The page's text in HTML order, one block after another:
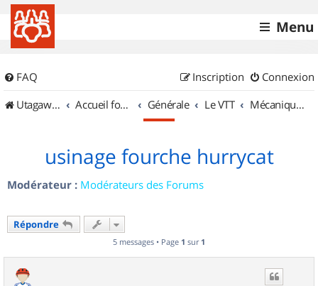
Menu
FAQ Connexion
Inscription
UtagawaVTT (Randos VTT et VTTAE avec traces GPS)
Accueil forum Générale Le VTT Mécanique et Entretiens
usinage fourche hurrycat
Modérateur : Modérateurs des Forums
Répondre
5 messages • Page 1 sur 1